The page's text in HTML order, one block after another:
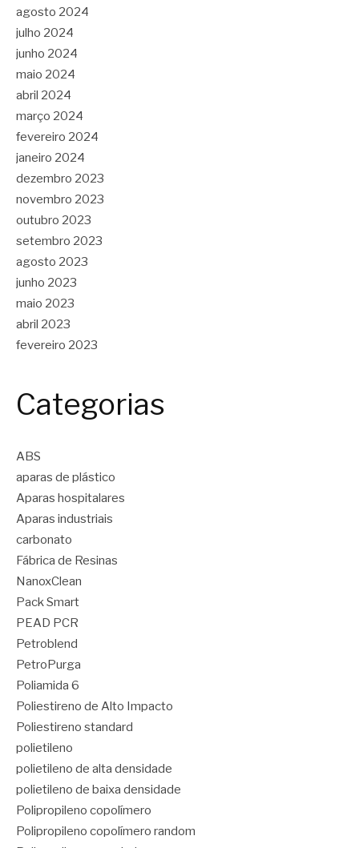
agosto 2024
julho 2024
junho 2024
maio 2024
abril 2024
março 2024
fevereiro 2024
janeiro 2024
dezembro 2023
novembro 2023
outubro 2023
setembro 2023
agosto 2023
junho 2023
maio 2023
abril 2023
fevereiro 2023
Categorias
ABS
aparas de plástico
Aparas hospitalares
Aparas industriais
carbonato
Fábrica de Resinas
NanoxClean
Pack Smart
PEAD PCR
Petroblend
PetroPurga
Poliamida 6
Poliestireno de Alto Impacto
Poliestireno standard
polietileno
polietileno de alta densidade
polietileno de baixa densidade
Polipropileno copolímero
Polipropileno copolímero random